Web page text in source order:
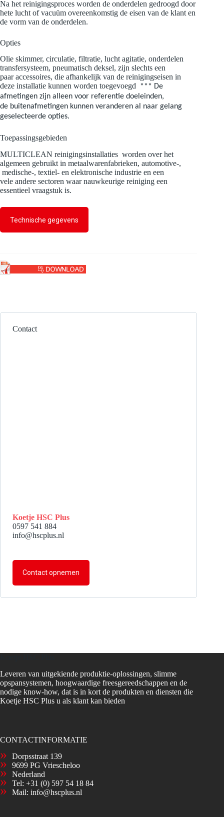
Na het reinigingsproces worden de onderdelen gedroogd door
hete lucht of vacuüm overeenkomstig de eisen van de klant en
de vorm van de onderdelen.
Opties
Olie skimmer, circulatie, filtratie, lucht agitatie, onderdelen
transfersysteem, pneumatisch deksel, zijn slechts een
paar accessoires, die afhankelijk van de reinigingseisen in
deze installatie kunnen worden toegevoegd *** De
afmetingen zijn alleen voor referentie doeleinden,
de buitenafmetingen kunnen veranderen al naar gelang
geselecteerde opties.
Toepassingsgebieden
MULTICLEAN reinigingsinstallaties worden over het
algemeen gebruikt in metaalwarenfabrieken, automotive-,
medische-, textiel- en elektronische industrie en een
vele andere sectoren waar nauwkeurige reiniging een
essentieel vraagstuk is.
Technische gegevens
Contact
Koetje HSC Plus
0597 541 884
info@hscplus.nl
Contact opnemen
Leveren van uitgekiende produktie-oplossingen, slimme
opspansystemen, hoogwaardige freesgereedschappen en de
nodige know-how, dat is in kort de produkten en diensten die
Koetje HSC Plus u als klant kan bieden
CONTACTINFORMATIE
Dorpsstraat 139
9699 PG Vriescheloo
Nederland
Tel: +31 (0) 597 54 18 84
Mail: info@hscplus.nl